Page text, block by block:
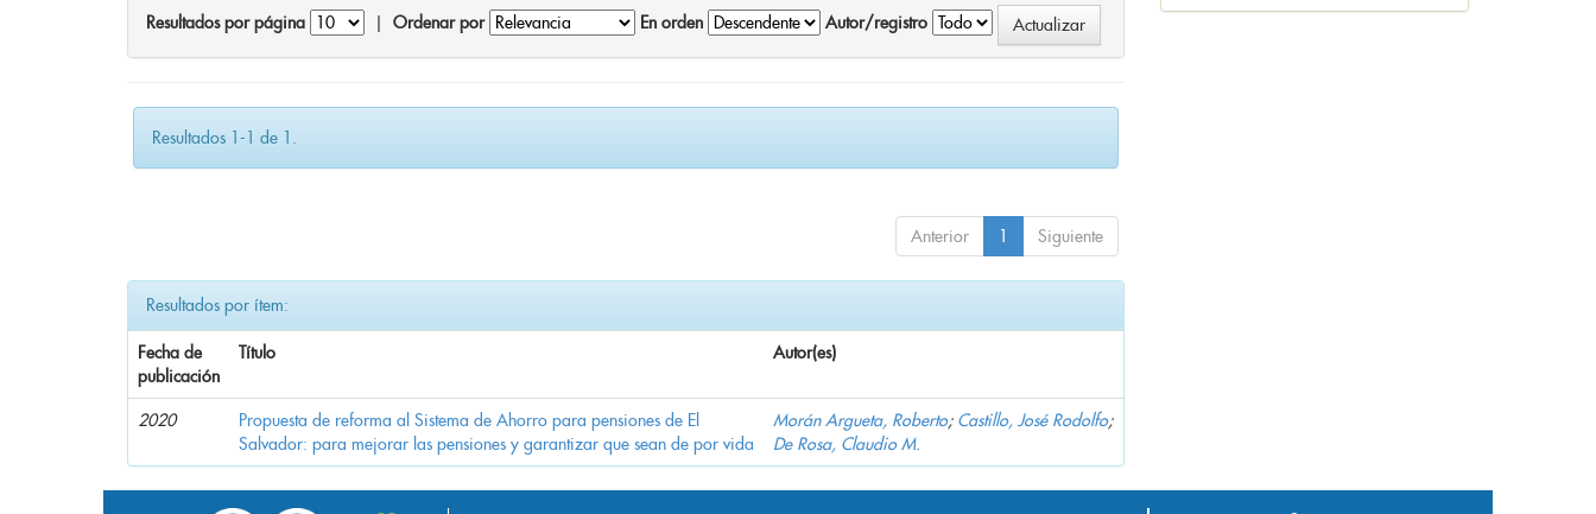
Resultados por página Ordenar por En orden Autor/registro
Resultados 1-1 de 1.
Anterior 1 Siguiente
Resultados por ítem:
Fecha de
publicación
Título Autor(es)
2020
Propuesta de reforma al Sistema de Ahorro para pensiones de El
Salvador: para mejorar las pensiones y garantizar que sean de por vida
Morán Argueta, Roberto; Castillo, José Rodolfo;
De Rosa, Claudio M.